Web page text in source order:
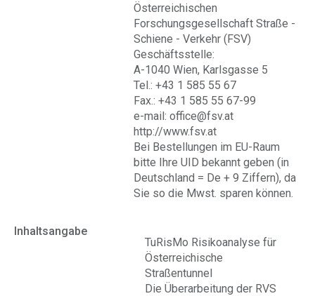
Österreichischen
Forschungsgesellschaft Straße -
Schiene - Verkehr (FSV)
Geschäftsstelle:
A-1040 Wien, Karlsgasse 5
Tel.: +43 1 585 55 67
Fax.: +43 1 585 55 67-99
e-mail: office@fsv.at
http://www.fsv.at
Bei Bestellungen im EU-Raum
bitte Ihre UID bekannt geben (in
Deutschland = De + 9 Ziffern), da
Sie so die Mwst. sparen können.
Inhaltsangabe
TuRisMo Risikoanalyse für
Österreichische
Straßentunnel
Die Überarbeitung der RVS